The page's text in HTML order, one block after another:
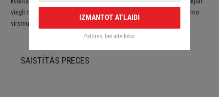
viegli noņemamas. Uzlīmes pēc to noņemšanas nebojā aplīmējamo
virsmu.
SAISTĪTĀS PRECES
IZMANTOT ATLAIDI
Paldies, bet atteikšos